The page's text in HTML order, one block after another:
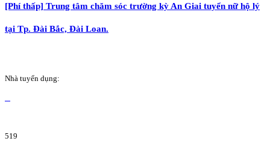
[Phí thấp] Trung tâm chăm sóc trường kỳ An Giai tuyển nữ hộ lý
tại Tp. Đài Bắc, Đài Loan.
Nhà tuyển dụng:
519